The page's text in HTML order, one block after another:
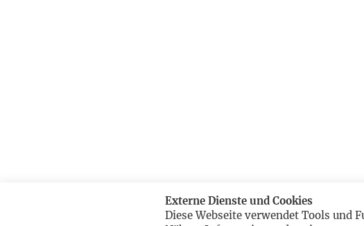
Externe Dienste und Cookies
Diese Webseite verwendet Tools und